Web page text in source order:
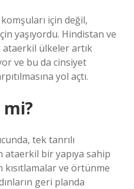
için değil,
yaşıyordu. Hindistan ve
ülkeler artık
ve bu da cinsiyet
yol açtı.
tek tanrılı
ataerkil bir yapıya sahip
ve örtünme
geri planda